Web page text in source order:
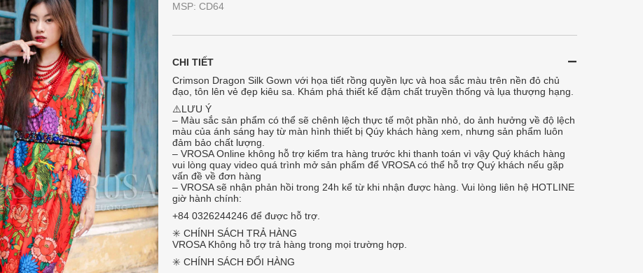
MSP: CD64
CHI TIẾT
Crimson Dragon Silk Gown với họa tiết rồng quyền lực và hoa sắc màu trên nền đỏ chủ
đạo, tôn lên vẻ đẹp kiêu sa. Khám phá thiết kế đậm chất truyền thống và lụa thượng hạng.
⚠️LƯU Ý
– Màu sắc sản phẩm có thể sẽ chênh lệch thực tế một phần nhỏ, do ảnh hưởng về độ lệch
màu của ánh sáng hay từ màn hình thiết bị Qúy khách hàng xem, nhưng sản phẩm luôn
đảm bảo chất lượng.
– VROSA Online không hỗ trợ kiểm tra hàng trước khi thanh toán vì vậy Quý khách hàng
vui lòng quay video quá trình mở sản phẩm để VROSA có thể hỗ trợ Quý khách nếu gặp
vấn đề về đơn hàng
– VROSA sẽ nhận phản hồi trong 24h kể từ khi nhận được hàng. Vui lòng liên hệ HOTLINE
giờ hành chính:
+84 0326244246 để được hỗ trợ.
✳️ CHÍNH SÁCH TRẢ HÀNG
VROSA Không hỗ trợ trả hàng trong mọi trường hợp.
✳️ CHÍNH SÁCH ĐỔI HÀNG